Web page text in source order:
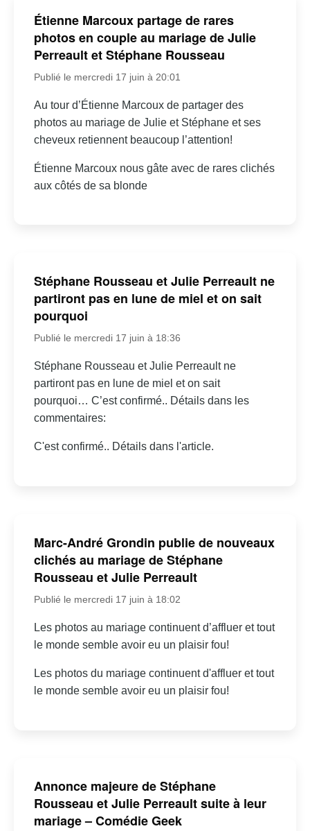
Étienne Marcoux partage de rares
photos en couple au mariage de Julie
Perreault et Stéphane Rousseau
Publié le mercredi 17 juin à 20:01
Au tour d’Étienne Marcoux de partager des
photos au mariage de Julie et Stéphane et ses
cheveux retiennent beaucoup l’attention!
Étienne Marcoux nous gâte avec de rares clichés
aux côtés de sa blonde
Stéphane Rousseau et Julie Perreault ne
partiront pas en lune de miel et on sait
pourquoi
Publié le mercredi 17 juin à 18:36
Stéphane Rousseau et Julie Perreault ne
partiront pas en lune de miel et on sait
pourquoi… C’est confirmé.. Détails dans les
commentaires:
C'est confirmé.. Détails dans l'article.
Marc-André Grondin publie de nouveaux
clichés au mariage de Stéphane
Rousseau et Julie Perreault
Publié le mercredi 17 juin à 18:02
Les photos au mariage continuent d’affluer et tout
le monde semble avoir eu un plaisir fou!
Les photos du mariage continuent d'affluer et tout
le monde semble avoir eu un plaisir fou!
Annonce majeure de Stéphane
Rousseau et Julie Perreault suite à leur
mariage – Comédie Geek